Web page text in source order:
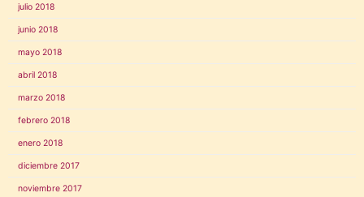
julio 2018
junio 2018
mayo 2018
abril 2018
marzo 2018
febrero 2018
enero 2018
diciembre 2017
noviembre 2017